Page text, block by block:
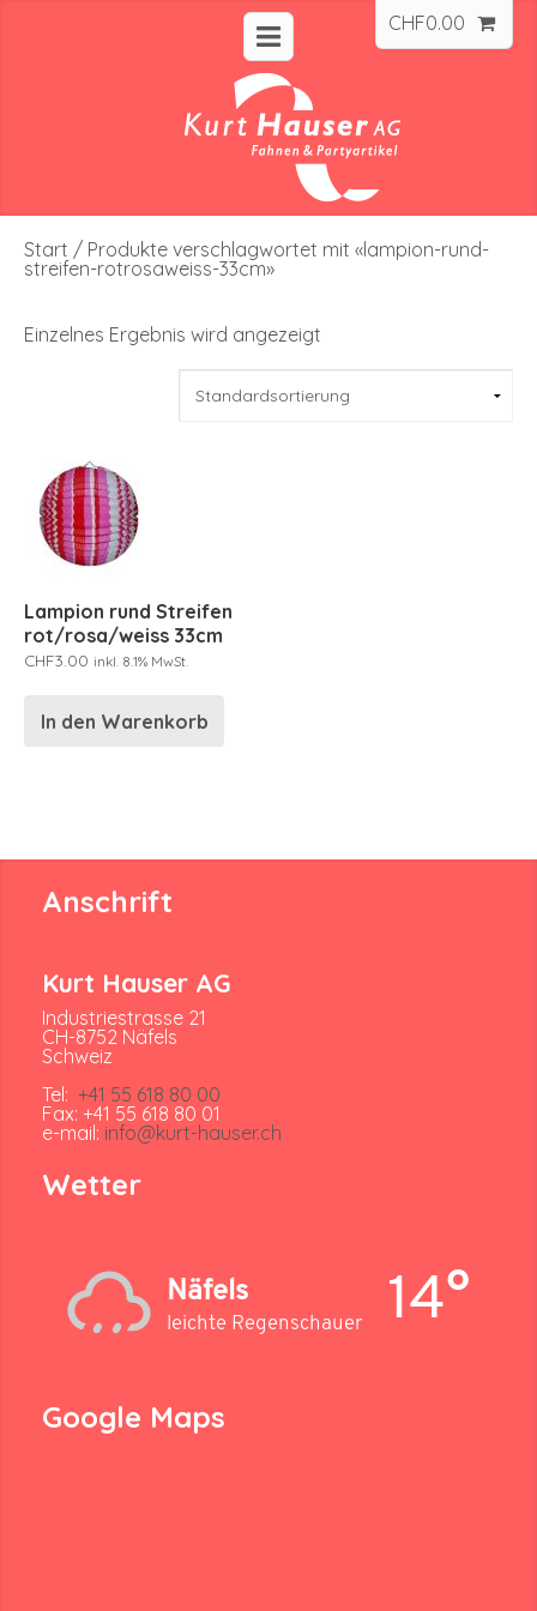
CHF0.00
Start / Produkte verschlagwortet mit «lampion-rund-
streifen-rotrosaweiss-33cm»
Einzelnes Ergebnis wird angezeigt
Lampion rund Streifen
rot/rosa/weiss 33cm
CHF3.00 inkl. 8.1% MwSt.
In den Warenkorb
Anschrift
Kurt Hauser AG
Industriestrasse 21
CH-8752 Näfels
Schweiz
Tel: +41 55 618 80 00
Fax: +41 55 618 80 01
e-mail: info@kurt-hauser.ch
Wetter
Näfels
leichte Regenschauer 14°
Google Maps